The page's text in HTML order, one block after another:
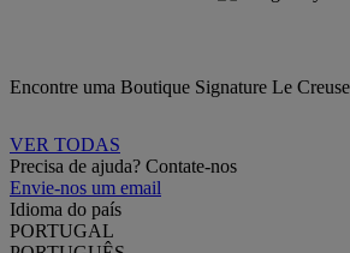
Encontre uma Boutique Signature Le
VER TODAS
Precisa de ajuda? Contate-nos
Envie-nos um email
Idioma do país
PORTUGAL